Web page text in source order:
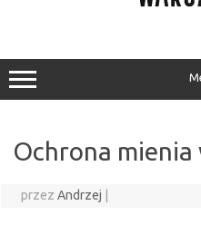
Ochrona
przez Andrzej